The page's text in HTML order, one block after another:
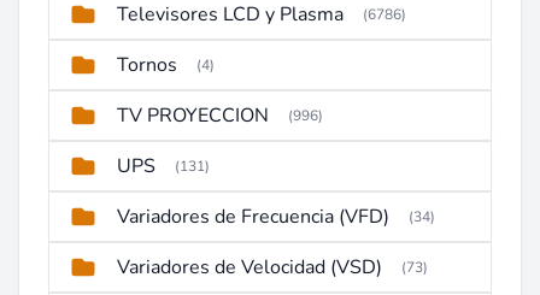
Televisores LCD y Plasma (6786)
Tornos (4)
TV PROYECCION (996)
UPS (131)
Variadores de Frecuencia (VFD) (34)
Variadores de Velocidad (VSD) (73)